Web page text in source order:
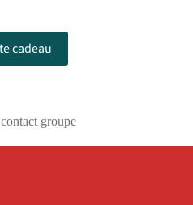
cadeau
contact groupe